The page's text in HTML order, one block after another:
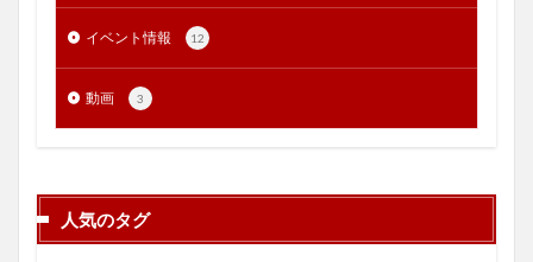
イベント情報 12
動画 3
人気のタグ